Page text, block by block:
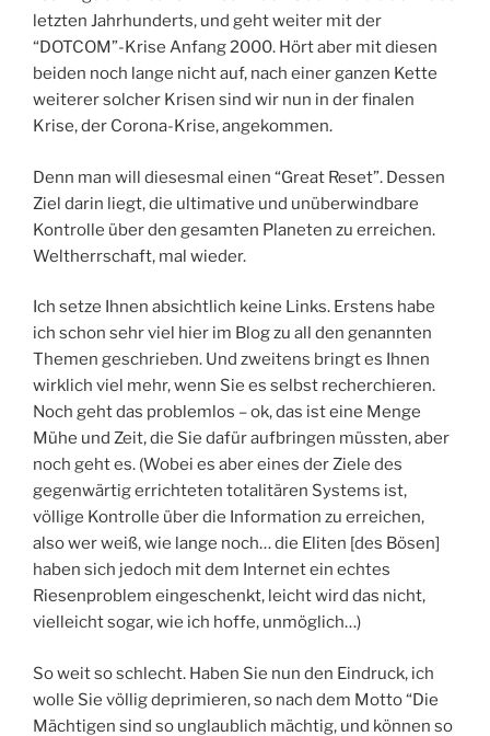
letzten Jahrhunderts, und geht weiter mit der
“DOTCOM”-Krise Anfang 2000. Hört aber mit diesen
beiden noch lange nicht auf, nach einer ganzen Kette
weiterer solcher Krisen sind wir nun in der finalen
Krise, der Corona-Krise, angekommen.
Denn man will diesesmal einen “Great Reset”. Dessen
Ziel darin liegt, die ultimative und unüberwindbare
Kontrolle über den gesamten Planeten zu erreichen.
Weltherrschaft, mal wieder.
Ich setze Ihnen absichtlich keine Links. Erstens habe
ich schon sehr viel hier im Blog zu all den genannten
Themen geschrieben. Und zweitens bringt es Ihnen
wirklich viel mehr, wenn Sie es selbst recherchieren.
Noch geht das problemlos – ok, das ist eine Menge
Mühe und Zeit, die Sie dafür aufbringen müssten, aber
noch geht es. (Wobei es aber eines der Ziele des
gegenwärtig errichteten totalitären Systems ist,
völlige Kontrolle über die Information zu erreichen,
also wer weiß, wie lange noch… die Eliten [des Bösen]
haben sich jedoch mit dem Internet ein echtes
Riesenproblem eingeschenkt, leicht wird das nicht,
vielleicht sogar, wie ich hoffe, unmöglich…)
So weit so schlecht. Haben Sie nun den Eindruck, ich
wolle Sie völlig deprimieren, so nach dem Motto “Die
Mächtigen sind so unglaublich mächtig, und können so